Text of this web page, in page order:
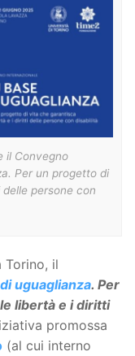
il Convegno
Per un progetto di
persone con
Torino, il
uguaglianza. Per
libertà e i diritti
promossa
(al cui interno